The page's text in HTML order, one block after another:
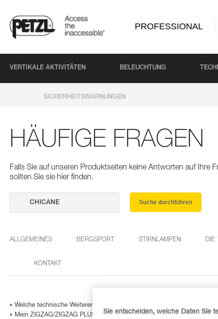
PROFESSIONAL
VERTIKALE AKTIVITÄTEN BELEUCHTUNG
SICHERHEITSWARNUNGEN
HÄUFIGE FRAGEN
Falls Sie auf unseren Produktseiten keine Antworten auf Ihre
sollten Sie sie hier finden.
Suche durchführen
ALLGEMEINES BERGSPORT STIRNLAMPEN DIE
KONTAKT
Welche technische Weiterentwicklung gibt es für mein ZILLON /
Mein ZIGZAG/ZIGZAG PLUS weist eine korrigierte individuelle Nummer
Sie entscheiden, welche Daten Sie